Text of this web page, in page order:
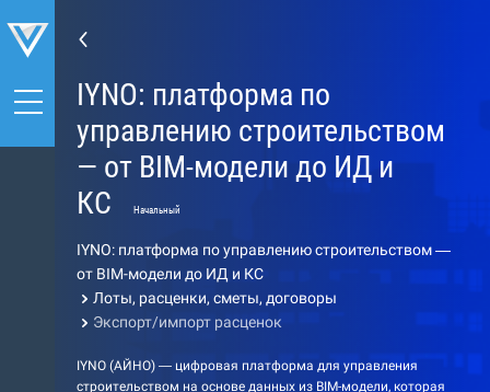
IYNO: платформа по
управлению строительством
— от BIM-модели до ИД и
КС
Начальный
IYNO: платформа по управлению строительством —
от BIM-модели до ИД и КС
Лоты, расценки, сметы, договоры
Экспорт/импорт расценок
IYNO (АЙНО) — цифровая платформа для управления
строительством на основе данных из BIM-модели, которая